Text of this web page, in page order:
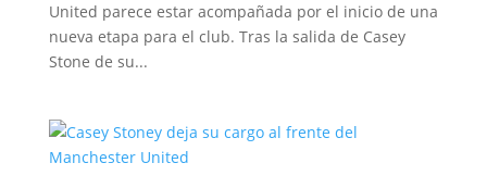
United parece estar acompañada por el inicio de una
nueva etapa para el club. Tras la salida de Casey
Stone de su...